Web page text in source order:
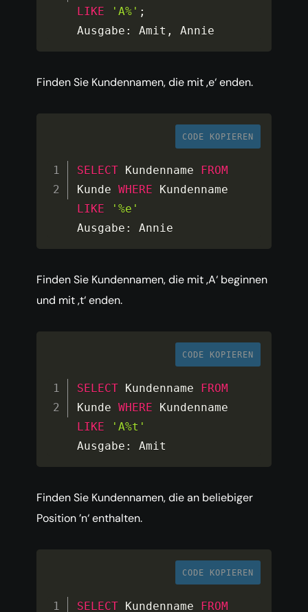
LIKE
'A%' ;
Ausgabe : Amit , Annie
Finden Sie Kundennamen, die mit ‚e‘ enden.
CODE KOPIEREN
SELECT Kundenname
FROM
Kunde WHERE
LIKE
'%e'
Ausgabe : Annie
Finden Sie Kundennamen, die mit ‚A‘ beginnen
und mit ‚t‘ enden.
CODE KOPIEREN
SELECT Kundenname
FROM
Kunde WHERE
LIKE
'A%t'
Ausgabe : Amit
Finden Sie Kundennamen, die an beliebiger
Position ’n‘ enthalten.
CODE KOPIEREN
SELECT Kundenname FROM